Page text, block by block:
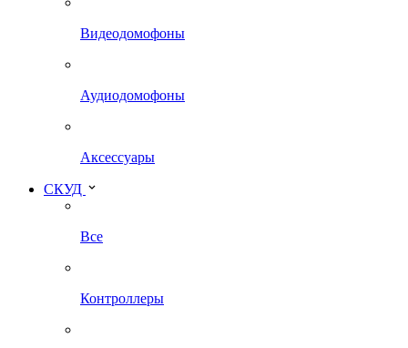
Видеодомофоны
Аудиодомофоны
Аксессуары
СКУД
Все
Контроллеры